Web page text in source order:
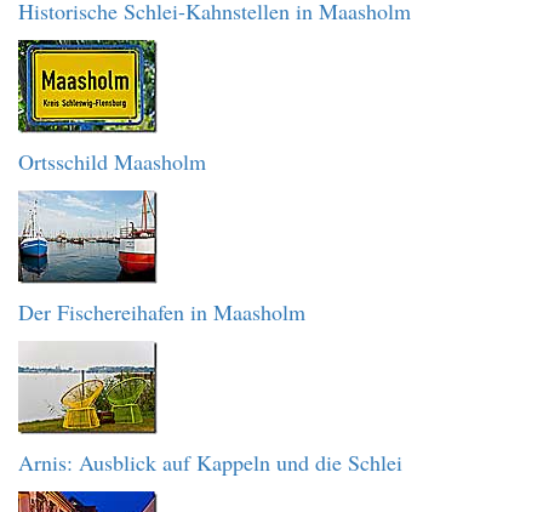
Historische Schlei-Kahnstellen in Maasholm
Ortsschild Maasholm
Der Fischereihafen in Maasholm
Arnis: Ausblick auf Kappeln und die Schlei